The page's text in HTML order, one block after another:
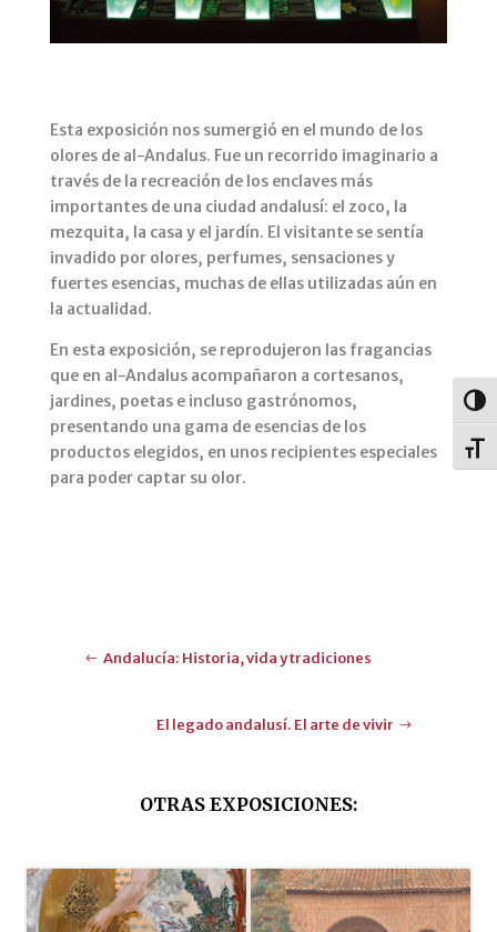
Esta exposición nos sumergió en el mundo de los
olores de al-Andalus. Fue un recorrido imaginario a
través de la recreación de los enclaves más
importantes de una ciudad andalusí: el zoco, la
mezquita, la casa y el jardín. El visitante se sentía
invadido por olores, perfumes, sensaciones y
fuertes esencias, muchas de ellas utilizadas aún en
la actualidad.
En esta exposición, se reprodujeron las fragancias
que en al-Andalus acompañaron a cortesanos,
jardines, poetas e incluso gastrónomos,
presentando una gama de esencias de los
productos elegidos, en unos recipientes especiales
para poder captar su olor.
Andalucía: Historia, vida y tradiciones
El legado andalusí. El arte de vivir
OTRAS EXPOSICIONES: